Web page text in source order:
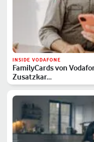
INSIDE VODAFONE
FamilyCards von
Zusatzkar…